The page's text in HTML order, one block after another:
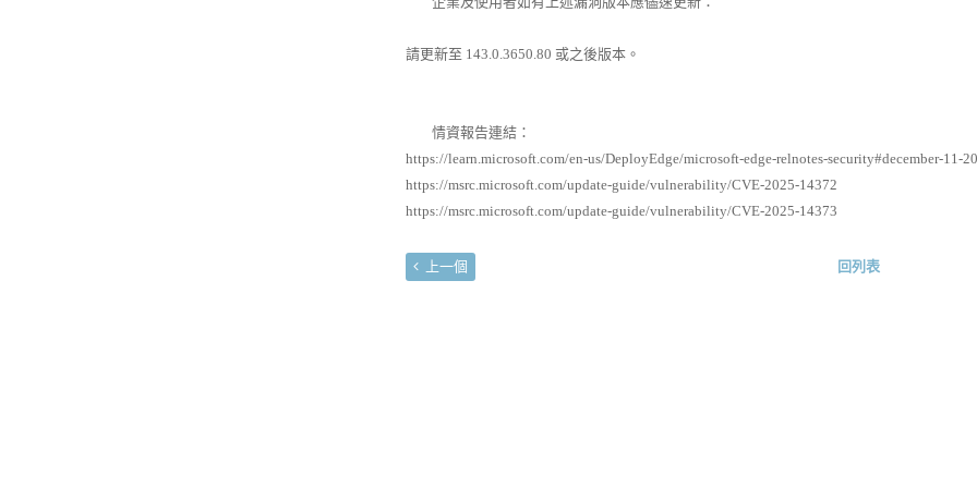
請更新至 143.0.3650.80 或之後版本。
情資報告連結：
https://learn.microsoft.com/en-us/DeployEdge/microsoft-edge-relnotes-security#december-11-
https://msrc.microsoft.com/update-guide/vulnerability/CVE-2025-14372
https://msrc.microsoft.com/update-guide/vulnerability/CVE-2025-14373
上一個 回列表